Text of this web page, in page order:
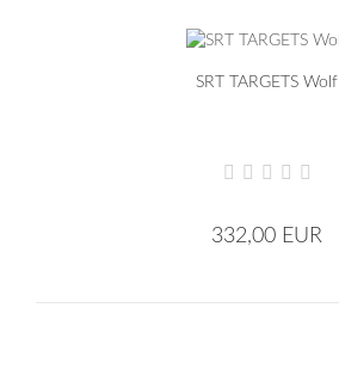
SRT TARGETS Wolf
332,00 EUR